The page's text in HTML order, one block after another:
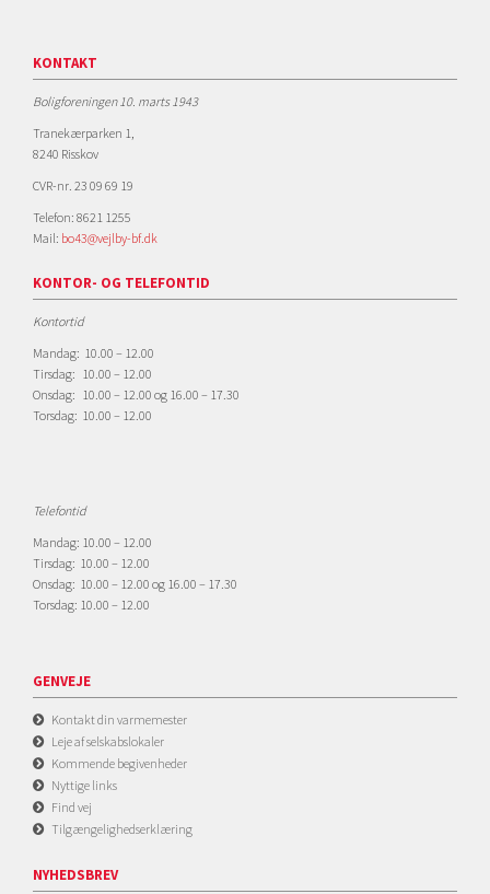
KONTAKT
Boligforeningen 10. marts 1943
Tranekærparken 1,
8240 Risskov
CVR-nr. 23 09 69 19
Telefon: 8621 1255
Mail: bo43@vejlby-bf.dk
KONTOR- OG TELEFONTID
Kontortid
Mandag: 10.00 – 12.00
Tirsdag: 10.00 – 12.00
Onsdag: 10.00 – 12.00 og 16.00 – 17.30
Torsdag: 10.00 – 12.00
Telefontid
Mandag: 10.00 – 12.00
Tirsdag: 10.00 – 12.00
Onsdag: 10.00 – 12.00 og 16.00 – 17.30
Torsdag: 10.00 – 12.00
GENVEJE
Kontakt din varmemester
Leje af selskabslokaler
Kommende begivenheder
Nyttige links
Find vej
Tilgængelighedserklæring
NYHEDSBREV